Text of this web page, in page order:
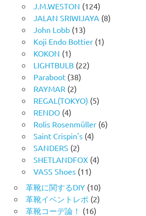
J.M.WESTON (124)
JALAN SRIWIJAYA (8)
John Lobb(13)
Koji Endo Bottier(1)
KOKON (1)
LIGHTBULB(22)
Paraboot(38)
RAYMAR (2)
REGAL(TOKYO) (5)
RENDO(4)
Rolis Rosenmüller(6)
Saint Crispin's(4)
SANDERS (2)
SHETLANDFOX(4)
VASS Shoes(11)
革靴に関するDIY(10)
革靴イベントレポ (2)
革靴コーデ論！ (16)